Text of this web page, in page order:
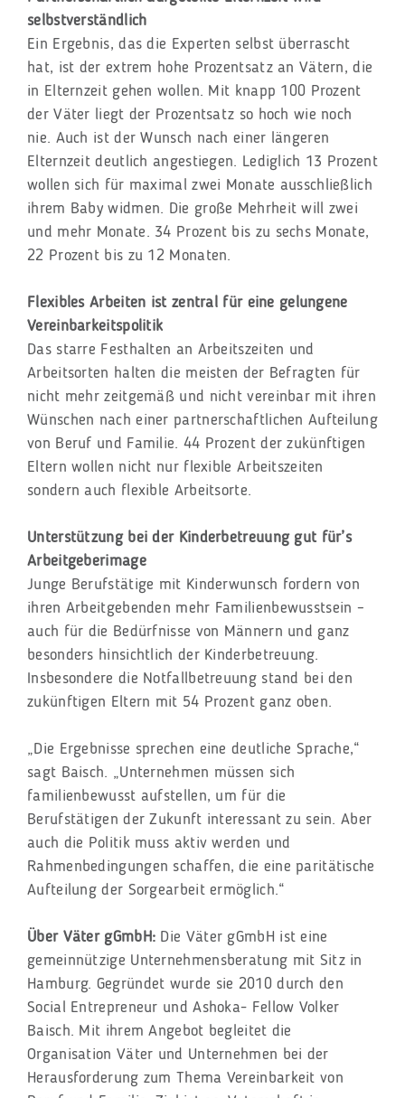
selbstverständlich
Ein Ergebnis, das die Experten selbst überrascht
hat, ist der extrem hohe Prozentsatz an Vätern, die
in Elternzeit gehen wollen. Mit knapp 100 Prozent
der Väter liegt der Prozentsatz so hoch wie noch
nie. Auch ist der Wunsch nach einer längeren
Elternzeit deutlich angestiegen. Lediglich 13 Prozent
wollen sich für maximal zwei Monate ausschließlich
ihrem Baby widmen. Die große Mehrheit will zwei
und mehr Monate. 34 Prozent bis zu sechs Monate,
22 Prozent bis zu 12 Monaten.
Flexibles Arbeiten ist zentral für eine gelungene
Vereinbarkeitspolitik
Das starre Festhalten an Arbeitszeiten und
Arbeitsorten halten die meisten der Befragten für
nicht mehr zeitgemäß und nicht vereinbar mit ihren
Wünschen nach einer partnerschaftlichen Aufteilung
von Beruf und Familie. 44 Prozent der zukünftigen
Eltern wollen nicht nur flexible Arbeitszeiten
sondern auch flexible Arbeitsorte.
Unterstützung bei der Kinderbetreuung gut für’s
Arbeitgeberimage
Junge Berufstätige mit Kinderwunsch fordern von
ihren Arbeitgebenden mehr Familienbewusstsein –
auch für die Bedürfnisse von Männern und ganz
besonders hinsichtlich der Kinderbetreuung.
Insbesondere die Notfallbetreuung stand bei den
zukünftigen Eltern mit 54 Prozent ganz oben.
„Die Ergebnisse sprechen eine deutliche Sprache,“
sagt Baisch. „Unternehmen müssen sich
familienbewusst aufstellen, um für die
Berufstätigen der Zukunft interessant zu sein. Aber
auch die Politik muss aktiv werden und
Rahmenbedingungen schaffen, die eine paritätische
Aufteilung der Sorgearbeit ermöglich.“
Über Väter gGmbH: Die Väter gGmbH ist eine
gemeinnützige Unternehmensberatung mit Sitz in
Hamburg. Gegründet wurde sie 2010 durch den
Social Entrepreneur und Ashoka- Fellow Volker
Baisch. Mit ihrem Angebot begleitet die
Organisation Väter und Unternehmen bei der
Herausforderung zum Thema Vereinbarkeit von